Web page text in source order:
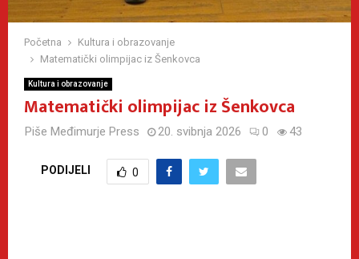
Početna
Kultura i obrazovanje
Matematički olimpijac iz Šenkovca
Kultura i obrazovanje
Matematički olimpijac iz Šenkovca
Piše Međimurje Press 20. svibnja 2026 0 43
PODIJELI 0